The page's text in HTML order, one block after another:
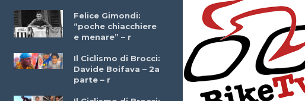
Felice Gimondi:
“poche chiacchiere
e menare” – r
Il Ciclismo di Brocci:
Davide Boifava – 2a
parte – r
Brocci Incontra
Giuseppe Martinelli
– r
Che cos’è il
triathlon? Con
Simone Diamantini